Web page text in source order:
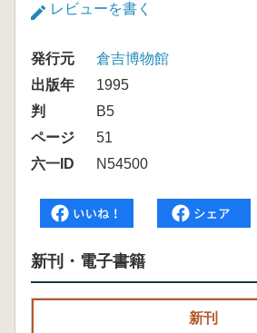
レビューを書く
発行元
倉吉博物館
出版年
1995
判
B5
ページ
51
六一ID
N54500
新刊・電子書籍
新刊